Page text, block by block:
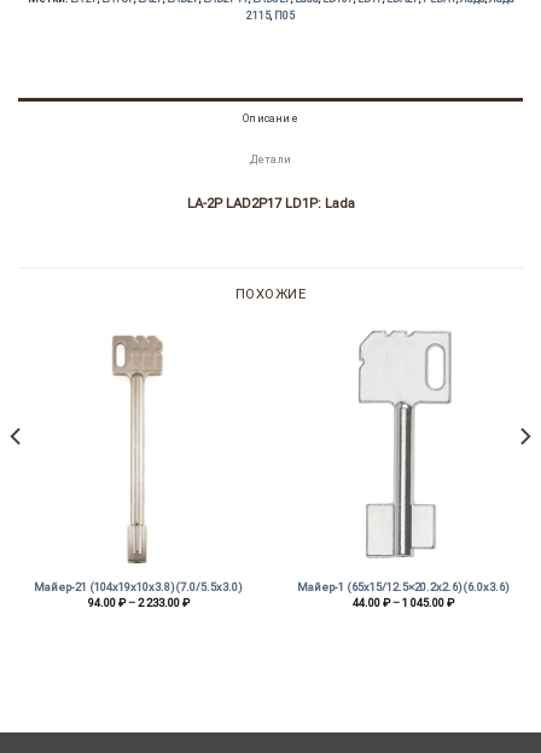
2115, П05
Описание
Детали
LA-2P LAD2P17 LD1P: Lada
ПОХОЖИЕ
Майер-21 (104х19х10х3.8)(7.0/5.5х3.0)
94.00₽ – 2 233.00₽Диапазон
Майер-1 (65х15/12.5×20.2х2.6)(6.0х3.6)
44.00₽ – 1 045.00₽Диапазон